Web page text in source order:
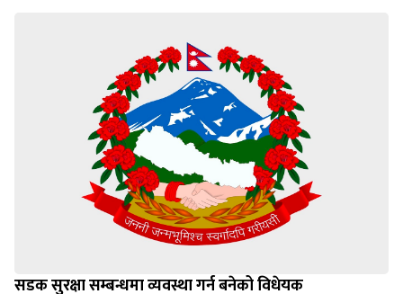
सडक सुरक्षा सम्बन्धमा व्यवस्था गर्न बनेको विधेयक